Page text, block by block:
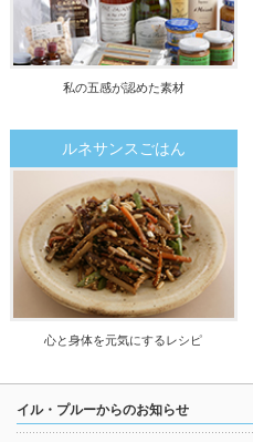
私の五感が認めた素材
ルネサンスごはん
心と身体を元気にするレシピ
イル・プルーからのお知らせ